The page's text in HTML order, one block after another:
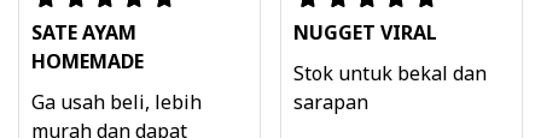
SATE AYAM
HOMEMADE
Ga usah beli, lebih
murah dan dapat
NUGGET VIRAL
Stok untuk bekal dan
sarapan